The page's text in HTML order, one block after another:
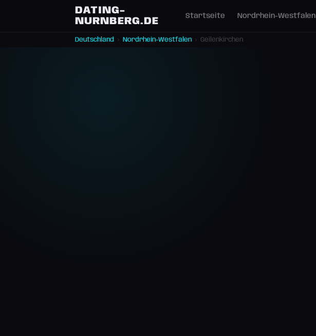
DATING-
NURNBERG.DE
Startseite Nordrhein-Westfalen
Deutschland › Nordrhein-Westfalen › Geilenkirchen